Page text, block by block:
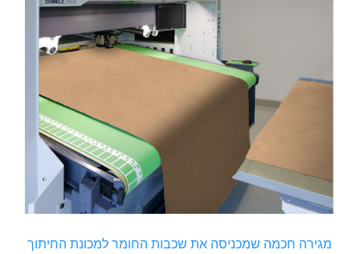
מגירה חכמה שמכניסה את שכבות החומר למכונת החיתוך